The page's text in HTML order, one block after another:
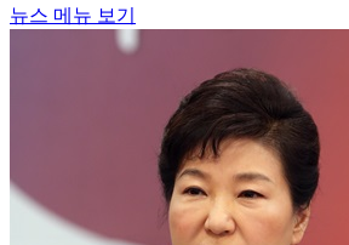
뉴스 메뉴 보기